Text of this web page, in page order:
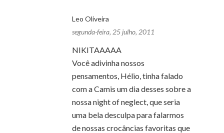
Leo Oliveira
segunda-feira, 25 julho, 2011
NIKITAAAAA
Você adivinha nossos
pensamentos, Hélio, tinha falado
com a Camis um dia desses sobre a
nossa night of neglect, que seria
uma bela desculpa para falarmos
de nossas crocâncias favoritas que